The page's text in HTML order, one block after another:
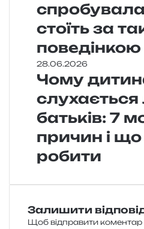
стоїть за
поведінкою
28.06.2026
Чому
батьків: 7
причин і
робити
Залишити
Щоб відправити коментар